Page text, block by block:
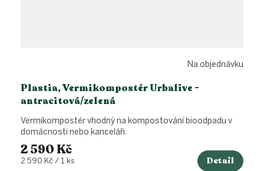
Plastia, Vermikompostér Urbalive -
antracitová/zelená
Na objednávku
2 590 Kč
Měrná
2 590 Kč / 1 ks Detail
Vermikompostér vhodný na kompostování bioodpadu v
domácnosti nebo kanceláři.